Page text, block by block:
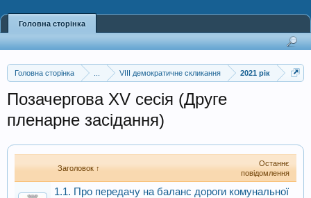
Головна сторінка VIII демократичне скликання 2021 рік
Позачергова XV сесія (Друге
пленарне засідання)
Заголовок ↑
Останнє
повідомлення
1.1. Про передачу на баланс дороги комунальної
Головна сторінка